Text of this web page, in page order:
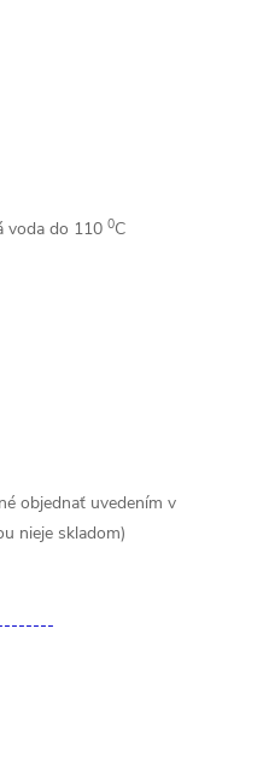
voda do 110 0C
uvedením v
nieje skladom)